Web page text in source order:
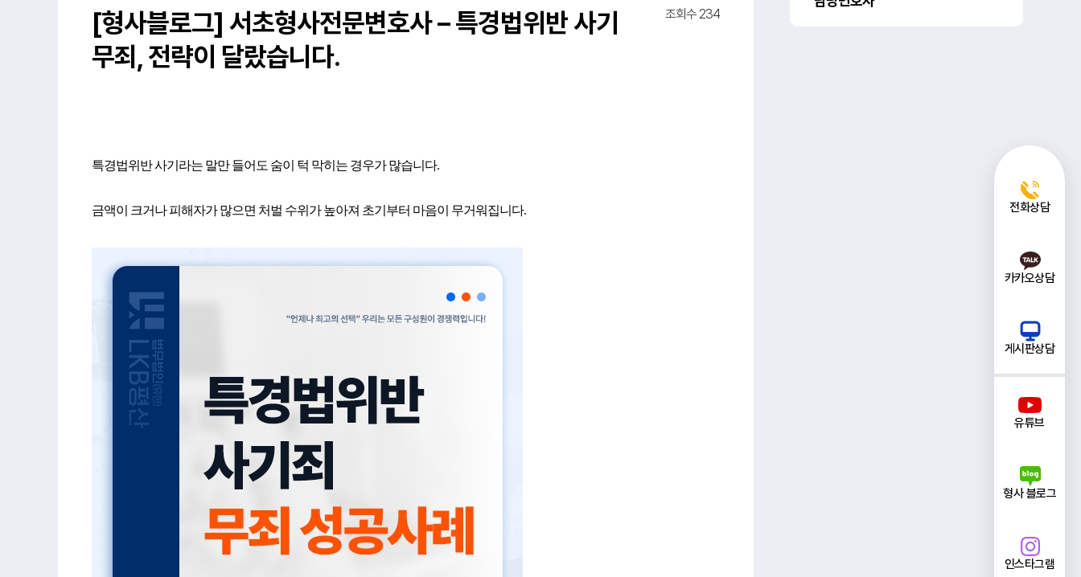
전화상담
카카오상담
게시판상담
유튜브
형사 블로그
인스타그램
[형사블로그] 서초형사전문변호사 – 특경법위반 사기
무죄, 전략이 달랐습니다.
조회수 234
특경법위반 사기라는 말만 들어도 숨이 턱 막히는 경우가 많습니다.
금액이 크거나 피해자가 많으면 처벌 수위가 높아져 초기부터 마음이 무거워집니다.